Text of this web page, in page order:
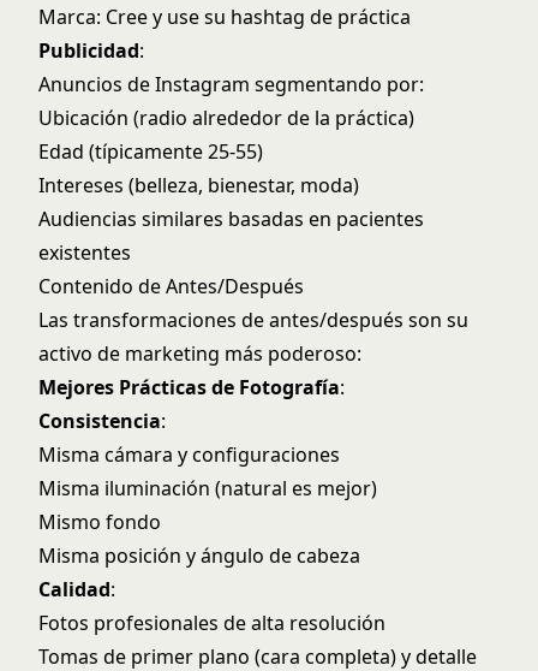
Marca: Cree y use su hashtag de práctica
Publicidad:
Anuncios de Instagram segmentando por:
Ubicación (radio alrededor de la práctica)
Edad (típicamente 25-55)
Intereses (belleza, bienestar, moda)
Audiencias similares basadas en pacientes
existentes
Contenido de Antes/Después
Las transformaciones de antes/después son su
activo de marketing más poderoso:
Mejores Prácticas de Fotografía:
Consistencia:
Misma cámara y configuraciones
Misma iluminación (natural es mejor)
Mismo fondo
Misma posición y ángulo de cabeza
Calidad:
Fotos profesionales de alta resolución
Tomas de primer plano (cara completa) y detalle